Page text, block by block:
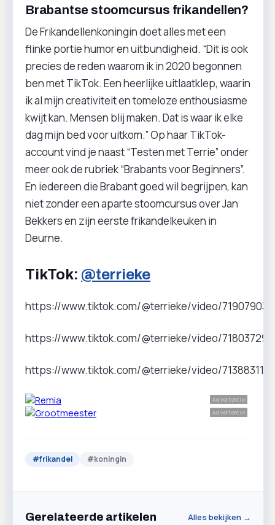
Brabantse stoomcursus frikandellen?
De Frikandellenkoningin doet alles met een
flinke portie humor en uitbundigheid. “Dit is ook
precies de reden waarom ik in 2020 begonnen
ben met TikTok. Een heerlijke uitlaatklep, waarin
ik al mijn creativiteit en tomeloze enthousiasme
kwijt kan. Mensen blij maken. Dat is waar ik elke
dag mijn bed voor uitkom.” Op haar TikTok-
account vind je naast “Testen met Terrie” onder
meer ook de rubriek “Brabants voor Beginners”.
En iedereen die Brabant goed wil begrijpen, kan
niet zonder een aparte stoomcursus over Jan
Bekkers en zijn eerste frikandelkeuken in
Deurne.
TikTok: @terrieke
https://www.tiktok.com/@terrieke/video/
https://www.tiktok.com/@terrieke/video/
https://www.tiktok.com/@terrieke/video/
Advertentie
Advertentie
#frikandel #koningin
Gerelateerde artikelen Alles bekijken →